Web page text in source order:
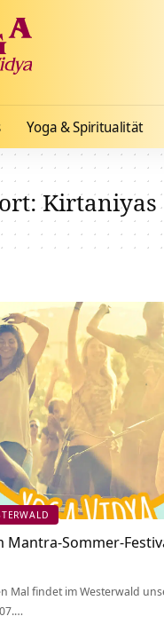
Yoga & Spiritualität
Kirtaniyas
Mantra-Sommer-
Mal findet im Westerwald